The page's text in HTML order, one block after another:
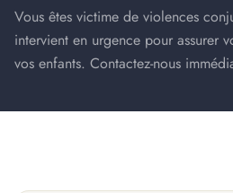
Vous êtes victime de violences
intervient en urgence pour assurer
vos enfants. Contactez-nous